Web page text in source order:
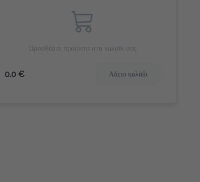
Προσθέστε προϊόντα στο καλάθι σας
0.0 € Αδειο καλάθι